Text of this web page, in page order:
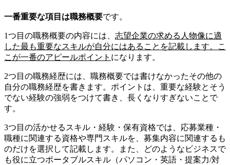
一番重要な項目は職務概要です。
1つ目の職務概要の内容には、 志望企業の求める人物像に適
した最も重要なスキルが自分にはあることを記載します。こ
こが一番のアピールポイント になります。
2つ目の職務経歴には、職務概要では書けなかったその他の
自分の職務経歴を書きます。ポイントは、重要な経験とそう
でない経験の強弱をつけて書き、長くなりすぎないことで
す。
3つ目の活かせるスキル・経験・保有資格では、応募業種・
職種に関連する資格や専門スキルを、募集内容に関連するも
のだけを選択して記載します。また、どのようなビジネスで
も役に立つポータブルスキル（パソコン・英語・提案力/対